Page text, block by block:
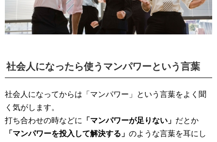
社会人になったら使うマンパワーという言葉
社会人になってからは「マンパワー」という言葉をよく聞
く気がします。
打ち合わせの時などに 「マンパワーが足りない」 だとか
「マンパワーを投入して解決する」 のような言葉を耳にし